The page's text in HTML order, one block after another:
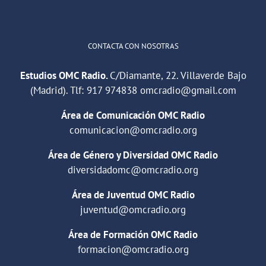
CONTACTA CON NOSOTRAS
Estudios OMC Radio.C/Diamante, 22. Villaverde Bajo
(Madrid). Tlf: 917 974838 omcradio@gmail.com
Área de Comunicación OMC Radio
comunicacion@omcradio.org
Área de Género y Diversidad OMC Radio
diversidadomc@omcradio.org
Área de Juventud OMC Radio
juventud@omcradio.org
Área de Formación OMC Radio
formacion@omcradio.org